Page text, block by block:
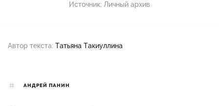
Источник: Личный архив
Автор текста: Татьяна Такиуллина
АНДРЕЙ ПАНИН